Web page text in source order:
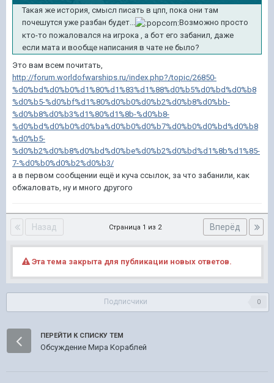
Такая же история, смысл писать в цпп, пока они там
почешутся уже разбан будет...
Возможно просто
кто-то пожаловался на игрока , а бот его забанил, даже
если мата и вообще написания в чате не было?
Это вам всем почитать,
http://forum.worldofwarships.ru/index.php?/topic/26850-
%d0%bd%d0%b0%d1%80%d1%83%d1%88%d0%b5%d0%bd%d0%b8
%d0%b5-%d0%bf%d1%80%d0%b0%d0%b2%d0%b8%d0%bb-
%d0%b8%d0%b3%d1%80%d1%8b-%d0%b8-
%d0%bd%d0%b0%d0%ba%d0%b0%d0%b7%d0%b0%d0%bd%d0%b8
%d0%b5-
%d0%b2%d0%b8%d0%bd%d0%be%d0%b2%d0%bd%d1%8b%d1%85-
7-%d0%b0%d0%b2%d0%b3/
а в первом сообщении ещё и куча ссылок, за что забанили, как
обжаловать, ну и много другого
Назад Вперёд
Страница 1 из 2
Эта тема закрыта для публикации новых ответов.
Подписчики 0
ПЕРЕЙТИ К СПИСКУ ТЕМ
Обсуждение Мира Кораблей